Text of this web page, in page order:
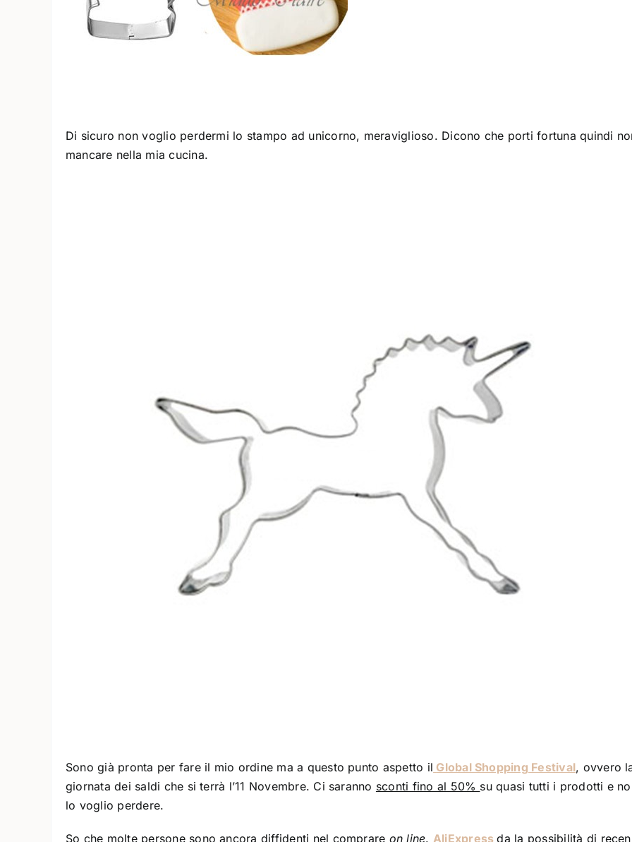
Di sicuro non voglio perdermi lo stampo ad unicorno, meraviglioso. Dicono che porti fortuna quindi
mancare nella mia cucina.
Sono già pronta per fare il mio ordine ma a questo punto aspetto il Global Shopping Festival, ovvero
giornata dei saldi che si terrà l’11 Novembre. Ci saranno sconti fino al 50% su quasi tutti i prodotti e
lo voglio perdere.
So che molte persone sono ancora diffidenti nel comprare on line. AliExpressda la possibilità di